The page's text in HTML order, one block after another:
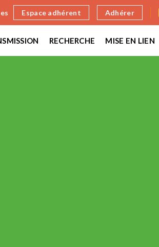
Espace adhérent Adhérer
RECHERCHE MISE EN LIEN